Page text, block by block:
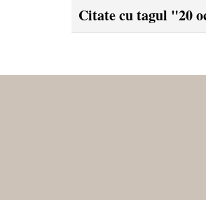
Citate cu tagul "20